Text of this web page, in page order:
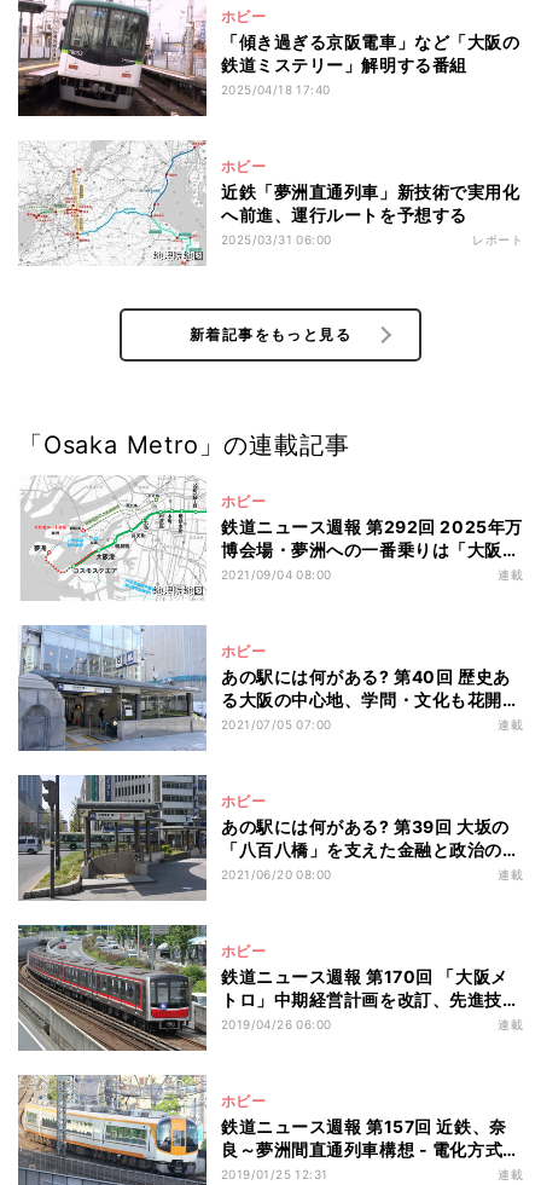
ホビー
「傾き過ぎる京阪電車」など「大阪の
鉄道ミステリー」解明する番組
2025/04/18 17:40
ホビー
近鉄「夢洲直通列車」新技術で実用化
へ前進、運行ルートを予想する
2025/03/31 06:00 レポート
新着記事をもっと見る
「Osaka Metro」の連載記事
ホビー
鉄道ニュース週報 第292回 2025年万
博会場・夢洲への一番乗りは「大阪メ
トロ」、近鉄も直通へ
2021/09/04 08:00 連載
ホビー
あの駅には何がある? 第40回 歴史あ
る大阪の中心地、学問・文化も花開く
- 淀屋橋駅など(後編)
2021/07/05 07:00 連載
ホビー
あの駅には何がある? 第39回 大坂の
「八百八橋」を支えた金融と政治の街
- 淀屋橋駅など(前編)
2021/06/20 08:00 連載
ホビー
鉄道ニュース週報 第170回 「大阪メ
トロ」中期経営計画を改訂、先進技術
への挑戦も
2019/04/26 06:00 連載
ホビー
鉄道ニュース週報 第157回 近鉄、奈
良～夢洲間直通列車構想 - 電化方式も
乗り越える!?
2019/01/25 12:31 連載